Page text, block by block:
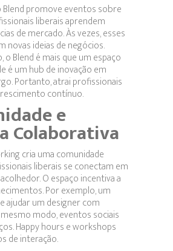
promove eventos sobre
liberais aprendem
de mercado. Às vezes, esses
novas ideias de negócios.
o Blend é mais que um espaço
é um hub de inovação em
Portanto, atrai profissionais
contínuo.
e
Colaborativa
cria uma comunidade
liberais se conectam em
O espaço incentiva a
Por exemplo, um
ajudar um designer com
modo, eventos sociais
Happy hours e workshops
de interação.